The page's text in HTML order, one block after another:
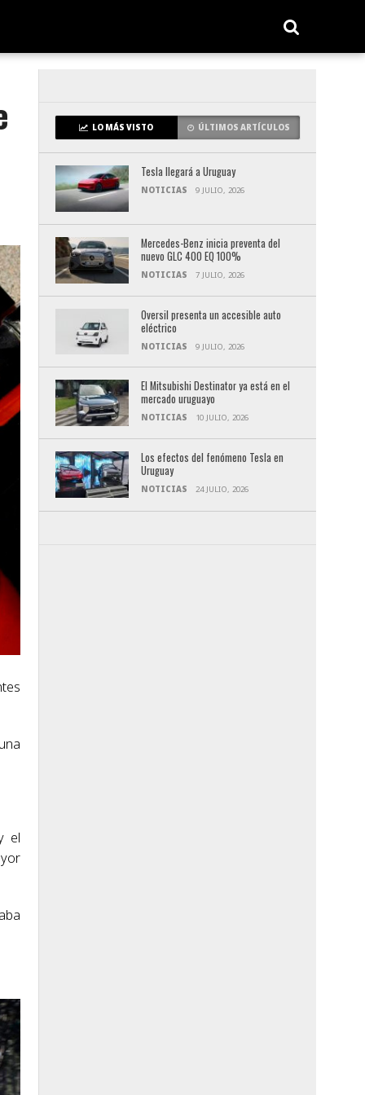
el
LO MÁS VISTO ÚLTIMOS ARTÍCULOS
Tesla llegará a Uruguay
NOTICIAS 9 JULIO, 2026
Mercedes-Benz inicia preventa del
nuevo GLC 400 EQ 100%
NOTICIAS 7 JULIO, 2026
Oversil presenta un accesible auto
eléctrico
NOTICIAS 9 JULIO, 2026
El Mitsubishi Destinator ya está en el
mercado uruguayo
NOTICIAS 10 JULIO, 2026
Los efectos del fenómeno Tesla en
Uruguay
NOTICIAS 24 JULIO, 2026